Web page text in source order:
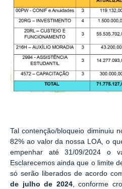
Tal contenção/bloqueio diminuiu
82% ao valor da nossa LOA, o
empenhar até 31/09/2024 o
Esclarecemos ainda que o limite
só serão liberados de acordo
de julho de 2024, conforme